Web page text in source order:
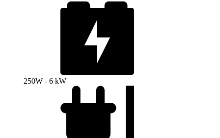
250W - 6 kW